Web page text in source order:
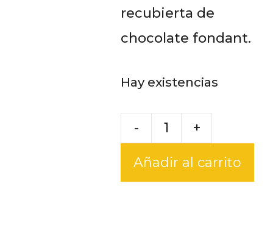
recubierta de
chocolate fondant.
Hay existencias
- +
Añadir al carrito